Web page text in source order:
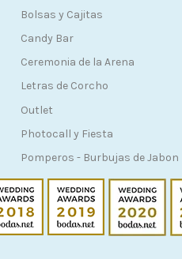
Bolsas y Cajitas
Candy Bar
Ceremonia de la Arena
Letras de Corcho
Outlet
Photocall y Fiesta
Pomperos - Burbujas de Jabon